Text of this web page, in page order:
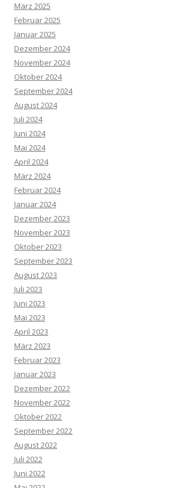
März 2025
Februar 2025
Januar 2025
Dezember 2024
November 2024
Oktober 2024
September 2024
August 2024
Juli 2024
Juni 2024
Mai 2024
April 2024
März 2024
Februar 2024
Januar 2024
Dezember 2023
November 2023
Oktober 2023
September 2023
August 2023
Juli 2023
Juni 2023
Mai 2023
April 2023
März 2023
Februar 2023
Januar 2023
Dezember 2022
November 2022
Oktober 2022
September 2022
August 2022
Juli 2022
Juni 2022